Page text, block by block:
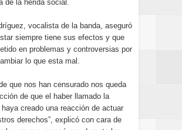
de la herida social.
vocalista de la banda, aseguró
siempre tiene sus efectos y que
en problemas y controversias por
lo que esta mal.
que nos han censurado nos queda
de que el haber llamado la
creado una reacción de actuar
derechos”, explicó con cara de